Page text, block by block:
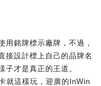
用銘牌標示廠牌，不過，
接設計標上自己的品牌名
子才是真正的王道。
就這樣玩，迎廣的InWin